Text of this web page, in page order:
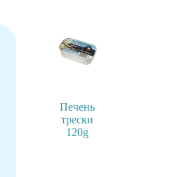
Печень
трески
120g